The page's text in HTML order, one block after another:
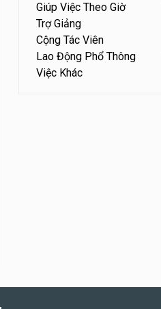
Giúp Việc Theo Giờ
Trợ Giảng
Cộng Tác Viên
Lao Động Phổ Thông
Việc Khác